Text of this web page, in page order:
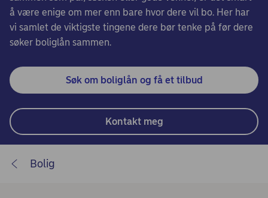
å være enige om mer enn bare hvor dere vil bo. Her har
vi samlet de viktigste tingene dere bør tenke på før dere
søker boliglån sammen.
Søk om boliglån og få et tilbud
Kontakt meg
Bolig